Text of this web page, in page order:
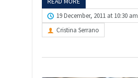
19 December, 2011 at 10:30 am
Cristina Serrano